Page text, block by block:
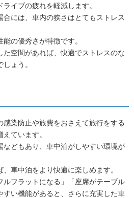
イブの疲れを軽減します。
合には、車内の狭さはとてもストレス
の優秀さが特徴です。
た空間があれば、快適でストレスのな
ょう。
染防止や旅費をおさえて旅行をする
ています。
などもあり、車中泊がしやすい環境が
車中泊をより快適に楽しめます。
ルフラットになる」「座席がテーブル
すい機能があると、さらに充実した車